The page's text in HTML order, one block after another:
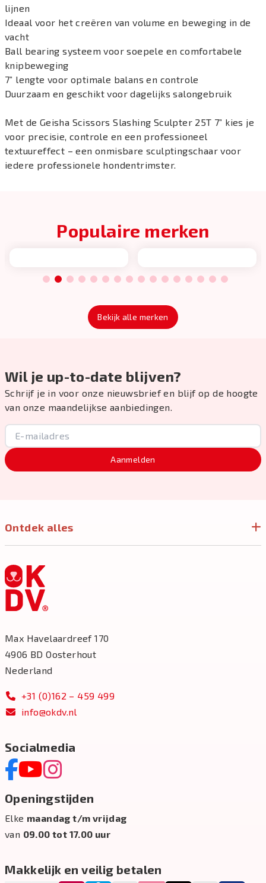
lijnen
Ideaal voor het creëren van volume en beweging in de
vacht
Ball bearing systeem voor soepele en comfortabele
knipbeweging
7” lengte voor optimale balans en controle
Duurzaam en geschikt voor dagelijks salongebruik
Met de Geisha Scissors Slashing Sculpter 25T 7” kies je
voor precisie, controle en een professioneel
textuureffect – een onmisbare sculptingschaar voor
iedere professionele hondentrimster.
Populaire merken
1 2 3 4 5 6 7 8 9 10 11 12 13 14 15 16
Bekijk alle merken
Wil je up-to-date blijven?
Schrijf je in voor onze nieuwsbrief en blijf op de hoogte
van onze maandelijkse aanbiedingen.
Aanmelden
Ontdek alles
Max Havelaardreef 170
4906 BD Oosterhout
Nederland
+31 (0)162 – 459 499
info@okdv.nl
Socialmedia
Openingstijden
Elke maandag t/m vrijdag
van 09.00 tot 17.00 uur
Makkelijk en veilig betalen